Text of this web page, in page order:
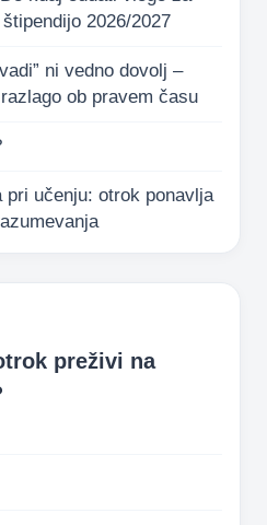
2026/2027
ni vedno dovolj –
ob pravem času
pri učenju: otrok ponavlja
preživi na